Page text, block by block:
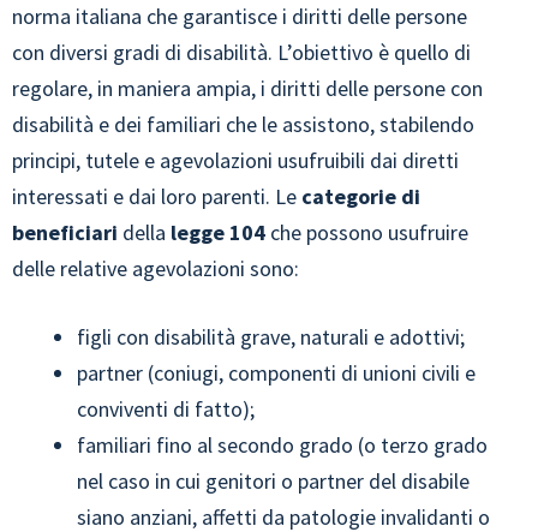
norma italiana che garantisce i diritti delle persone
con diversi gradi di disabilità. L’obiettivo è quello di
regolare, in maniera ampia, i diritti delle persone con
disabilità e dei familiari che le assistono, stabilendo
principi, tutele e agevolazioni usufruibili dai diretti
interessati e dai loro parenti. Le categorie di
beneficiari della legge 104 che possono usufruire
delle relative agevolazioni sono:
figli con disabilità grave, naturali e adottivi;
partner (coniugi, componenti di unioni civili e
conviventi di fatto);
familiari fino al secondo grado (o terzo grado
nel caso in cui genitori o partner del disabile
siano anziani, affetti da patologie invalidanti o